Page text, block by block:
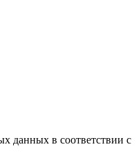
данных в соответствии с